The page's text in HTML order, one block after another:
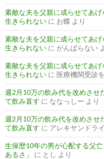
素敵な夫を父親に成らせてあ
生きられない に お蝶 より
素敵な夫を父親に成らせてあ
生きられない に がんばらない
素敵な夫を父親に成らせてあ
生きられない に 医療機関受診を
週2月10万の飲み代を改めさせ
て飲み直す に ななっしー より
週2月10万の飲み代を改めさせ
て飲み直す に アレキサンドラ
生保歴10年の男が心配する父
あるさ」
に とし より